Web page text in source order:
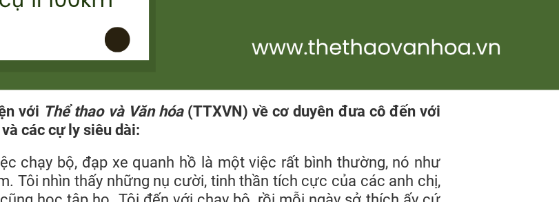
với Thể thao và Văn hóa(TTXVN) về cơ duyên đưa cô đến với
các cự ly siêu dài:
chạy bộ, đạp xe quanh hồ là một việc rất bình thường, nó như
Tôi nhìn thấy những nụ cười, tinh thần tích cực của các anh chị,